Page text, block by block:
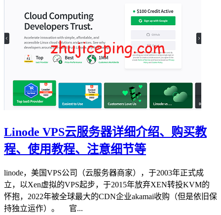
Linode VPS云服务器详细介绍、购买教
程、使用教程、注意细节等
linode，美国VPS公司（云服务器商家），于2003年正式成
立，以Xen虚拟的VPS起步，于2015年放弃XEN转投KVM的
怀抱，2022年被全球最大的CDN企业akamai收购（但是依旧保
持独立运作）。 官...